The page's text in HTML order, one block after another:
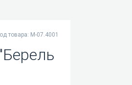
товара: М-07.4001